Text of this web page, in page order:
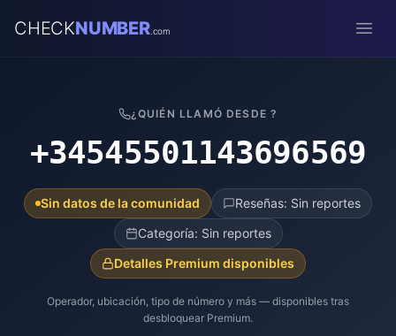
CHECKNUMBER.com
¿QUIÉN LLAMÓ DESDE ?
+34545501143696569
Sin datos de la comunidad
Reseñas: Sin reportes
Categoría: Sin reportes
Detalles Premium disponibles
Operador, ubicación, tipo de número y más — disponibles tras
desbloquear Premium.